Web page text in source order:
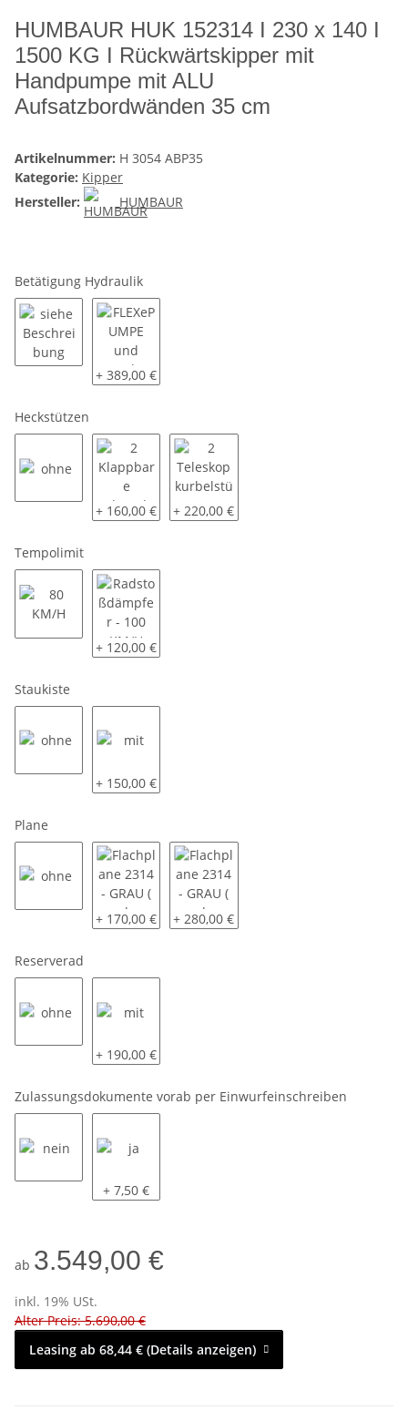
HUMBAUR HUK 152314 I 230 x 140 I
1500 KG I Rückwärtskipper mit
Handpumpe mit ALU
Aufsatzbordwänden 35 cm
Artikelnummer: H 3054 ABP35
Kategorie: Kipper
Hersteller:
HUMBAUR
Betätigung Hydraulik
siehe Beschreibung
FLEXePUMPE und Handpumpe kombiniert (
+ 389,00 €
Heckstützen
2 Klappbare Schwerlaststützen
+ 160,00 € 2 Teleskopkurbelstützen
+ 220,00 €
Tempolimit
80 KM/HRadstoßdämpfer - 100 KM/H
+ 120,00 €
Staukiste
mit
+ 150,00 €
Plane
Flachplane 2314 - GRAU ( andere Farben auf
+ 170,00 € Flachplane 2314 - GRAU ( andere
+ 280,00 €
Reserverad
mit
+ 190,00 €
Zulassungsdokumente vorab per Einwurfeinschreiben
ja
+ 7,50 €
ab 3.549,00 €
inkl. 19% USt.
Alter Preis: 5.690,00 €
Leasing ab 68,44 € (Details anzeigen)